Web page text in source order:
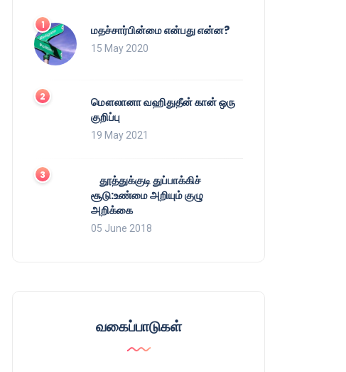
மதச்சார்பின்மை என்பது என்ன?
15 May 2020
மௌலானா வஹிதுதீன் கான் ஒரு
குறிப்பு
19 May 2021
தூத்துக்குடி துப்பாக்கிச்
சூடு:உண்மை அறியும் குழு
அறிக்கை
05 June 2018
வகைப்பாடுகள்